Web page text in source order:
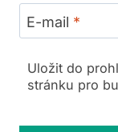
E-mail *
Uložit do
stránku pro